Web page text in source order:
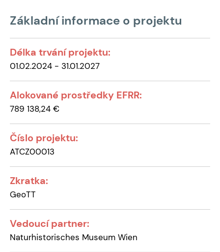
Základní informace o projektu
Délka trvání projektu:
01.02.2024 - 31.01.2027
Alokované prostředky EFRR:
789 138,24 €
Číslo projektu:
ATCZ00013
Zkratka:
GeoTT
Vedoucí partner:
Naturhistorisches Museum Wien